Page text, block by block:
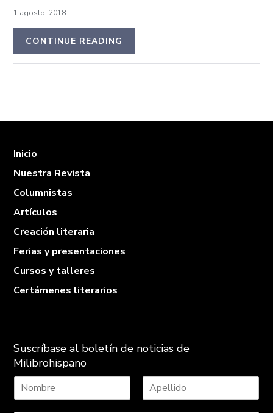
1 agosto, 2018
CONTINUE READING
Inicio
Nuestra Revista
Columnistas
Artículos
Creación literaria
Ferias y presentaciones
Cursos y talleres
Certámenes literarios
Suscríbase al boletín de noticias de
Milibrohispano